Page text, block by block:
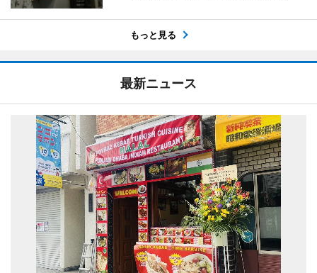
もっと見る
最新ニュース